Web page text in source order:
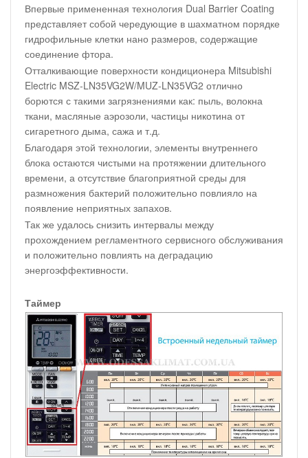
Впервые примененная технология Dual Barrier Coating
представляет собой чередующие в шахматном порядке
гидрофильные клетки нано размеров, содержащие
соединение фтора.
Отталкивающие поверхности кондиционера Mitsubishi
Electric MSZ-LN35VG2W/MUZ-LN35VG2 отлично
борются с такими загрязнениями как: пыль, волокна
ткани, масляные аэрозоли, частицы никотина от
сигаретного дыма, сажа и т.д.
Благодаря этой технологии, элементы внутреннего
блока остаются чистыми на протяжении длительного
времени, а отсутствие благоприятной среды для
размножения бактерий положительно повлияло на
появление неприятных запахов.
Так же удалось снизить интервалы между
прохождением регламентного сервисного обслуживания
и положительно повлиять на деградацию
энергоэффективности.
Таймер